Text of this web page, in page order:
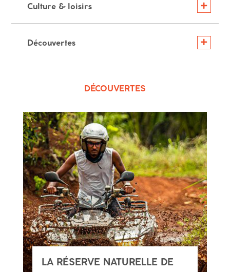
Culture & loisirs
Découvertes
DÉCOUVERTES
LA RÉSERVE NATURELLE DE